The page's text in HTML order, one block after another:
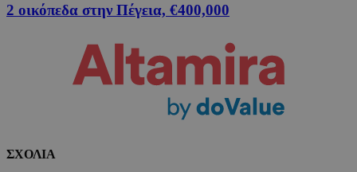
2 οικόπεδα στην Πέγεια, €400,000
ΣΧΟΛΙΑ